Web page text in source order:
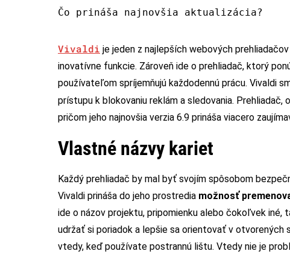
Čo prináša najnovšia aktualizácia?
Vivaldi je jeden z najlepších webových
inovatívne funkcie. Zároveň ide o prehliadač, ktorý
používateľom spríjemňujú každodennú prácu. Vivaldi
prístupu k blokovaniu reklám a sledovania. Prehliadač,
pričom jeho najnovšia verzia 6.9 prináša viacero
Vlastné názvy kariet
Každý prehliadač by mal byť svojím spôsobom
Vivaldi prináša do jeho prostredia možnosť
ide o názov projektu, pripomienku alebo čokoľvek
udržať si poriadok a lepšie sa orientovať v
vtedy, keď používate postrannú lištu. Vtedy nie je